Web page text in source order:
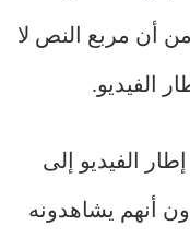
من أن مربع النص لا
الفيديو.
الفيديو إلى
أنهم يشاهدونه